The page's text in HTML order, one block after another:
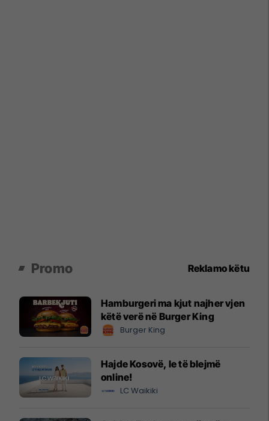
Promo Reklamo këtu
Hamburgeri ma kjut najher vjen
këtë verë në Burger King
Burger King
Hajde Kosovë, le të blejmë
online!
LC Waikiki